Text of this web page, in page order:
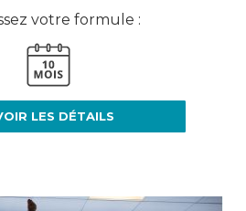
votre formule :
LES DÉTAILS